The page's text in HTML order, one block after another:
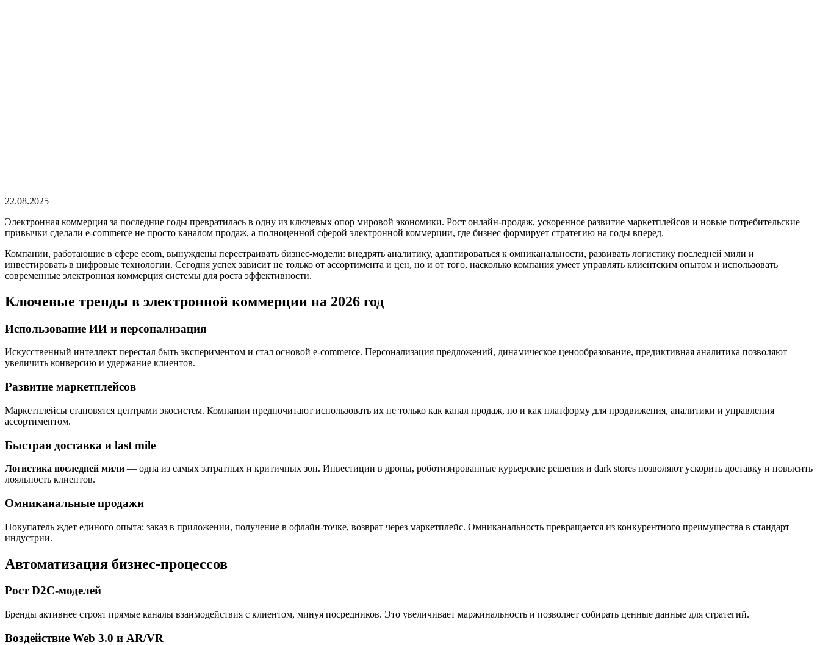
22.08.2025
Электронная коммерция за последние годы превратилась в одну из ключевых опор мировой экономики. Рост онлайн-продаж, ускоренное развитие маркетплейсов и новые потребительские
привычки сделали e-commerce не просто каналом продаж, а полноценной сферой электронной коммерции, где бизнес формирует стратегию на годы вперед.
Компании, работающие в сфере ecom, вынуждены перестраивать бизнес-модели: внедрять аналитику, адаптироваться к омниканальности, развивать логистику последней мили и
инвестировать в цифровые технологии. Сегодня успех зависит не только от ассортимента и цен, но и от того, насколько компания умеет управлять клиентским опытом и использовать
современные электронная коммерция системы для роста эффективности.
Ключевые тренды в электронной коммерции на 2026 год
Использование ИИ и персонализация
Искусственный интеллект перестал быть экспериментом и стал основой e-commerce. Персонализация предложений, динамическое ценообразование, предиктивная аналитика позволяют
увеличить конверсию и удержание клиентов.
Развитие маркетплейсов
Маркетплейсы становятся центрами экосистем. Компании предпочитают использовать их не только как канал продаж, но и как платформу для продвижения, аналитики и управления
ассортиментом.
Быстрая доставка и last mile
Логистика последней мили — одна из самых затратных и критичных зон. Инвестиции в дроны, роботизированные курьерские решения и dark stores позволяют ускорить доставку и повысить
лояльность клиентов.
Омниканальные продажи
Покупатель ждет единого опыта: заказ в приложении, получение в офлайн-точке, возврат через маркетплейс. Омниканальность превращается из конкурентного преимущества в стандарт
индустрии.
Автоматизация бизнес-процессов
Рост D2C-моделей
Бренды активнее строят прямые каналы взаимодействия с клиентом, минуя посредников. Это увеличивает маржинальность и позволяет собирать ценные данные для стратегий.
Воздействие Web 3.0 и AR/VR